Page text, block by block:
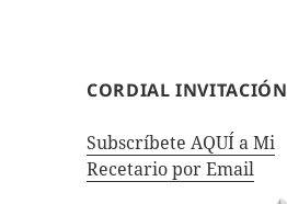
CORDIAL INVITACIÓN
Subscríbete AQUÍ a Mi
Recetario por Email